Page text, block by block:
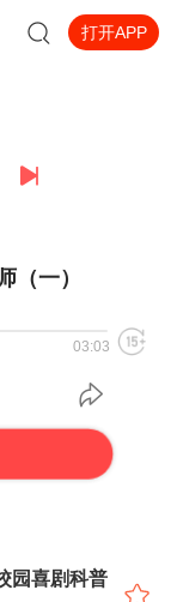
打开APP
（一）
03:03
园喜剧科普